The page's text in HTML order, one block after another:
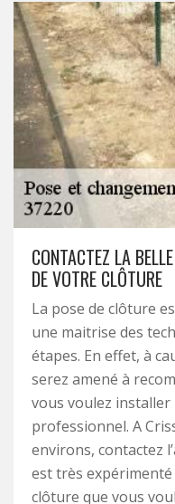
CONTACTEZ LA
DE VOTRE CLÔTURE
La pose de clôture
une maitrise des
étapes. En effet, à
serez amené à
vous voulez
professionnel. A
environs, contactez
est très
clôture que vous